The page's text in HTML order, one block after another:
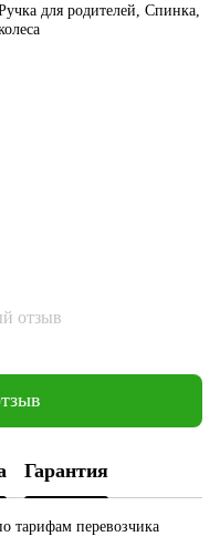
для родителей, Спинка,
отзыв
Гарантия
перевозчика